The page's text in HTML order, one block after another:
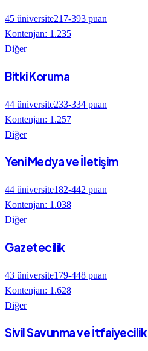
45 üniversite217-393 puan
Kontenjan: 1.235
Diğer
Bitki Koruma
44 üniversite233-334 puan
Kontenjan: 1.257
Diğer
Yeni Medya ve İletişim
44 üniversite182-442 puan
Kontenjan: 1.038
Diğer
Gazetecilik
43 üniversite179-448 puan
Kontenjan: 1.628
Diğer
Sivil Savunma ve İtfaiyecilik